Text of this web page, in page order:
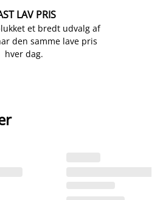
LAV PRIS
et bredt udvalg af
den samme lave pris
hver dag.